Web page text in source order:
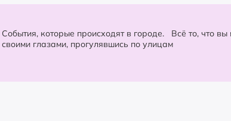
Народные новости Слухи
События, которые происходят в городе. Всё то, что вы можете увидеть
своими глазами, прогулявшись по улицам